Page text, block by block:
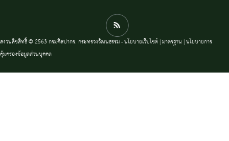
สงวนลิขสิทธิ์ © 2563 กรมศิลปากร. กระทรวงวัฒนธรรม -นโยบายเว็บไซต์|มาตรฐาน |นโยบายการ
คุ้มครองข้อมูลส่วนบุคคล